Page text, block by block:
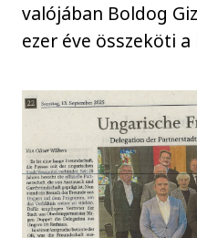
valójában Boldog
ezer éve összeköti